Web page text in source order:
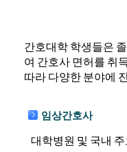
간호대학 학생들은
여 간호사 면허를 취
따라 다양한 분야에
임상간호사
대학병원 및 국내